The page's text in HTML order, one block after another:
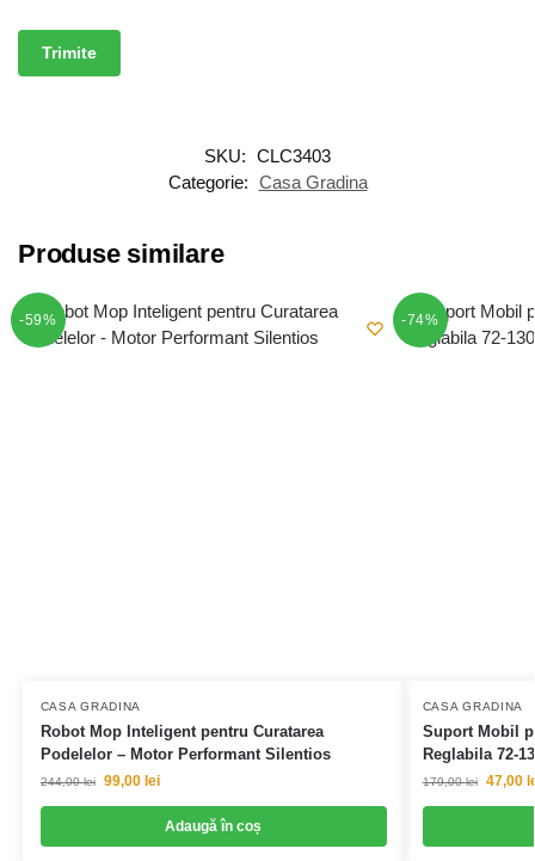
SKU: CLC3403
Categorie: Casa Gradina
Produse similare
-59%
CASA GRADINA
Robot Mop Inteligent pentru Curatarea
Podelelor – Motor Performant Silentios
244,00lei 99,00 lei
Adaugă în coș
-74%
CASA GRADINA
Suport Mobil
Reglabila 72-
179,00lei 47,00